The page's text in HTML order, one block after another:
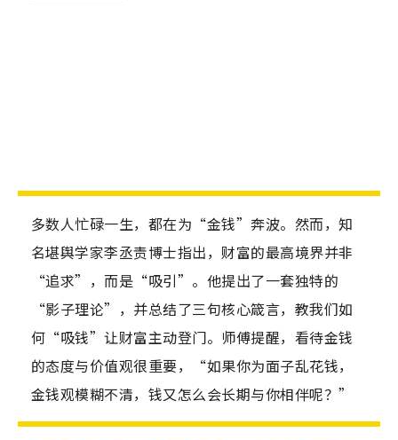
多数人忙碌一生，都在为“金钱”奔波。然而，知
名堪舆学家李丞责博士指出，财富的最高境界并非
“追求”，而是“吸引”。他提出了一套独特的
“影子理论”，并总结了三句核心箴言，教我们如
何“吸钱”让财富主动登门。师傅提醒，看待金钱
的态度与价值观很重要，“如果你为面子乱花钱，
金钱观模糊不清，钱又怎么会长期与你相伴呢？”